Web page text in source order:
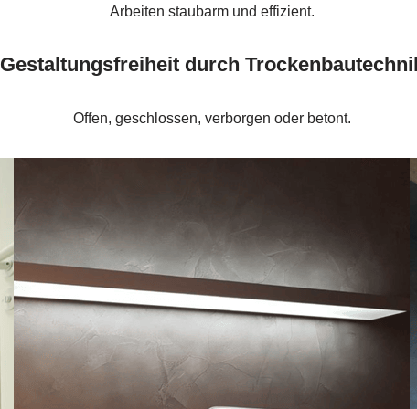
Arbeiten staubarm und effizient.
Gestaltungsfreiheit durch
Offen, geschlossen, verborgen oder betont.